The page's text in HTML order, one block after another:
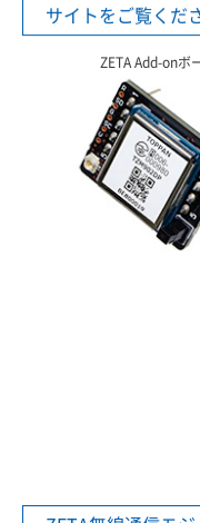
ZETA Add-onボ
サイトをご覧くだ